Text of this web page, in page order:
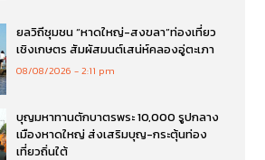
ยลวิถีชุมชน “หาดใหญ่-สงขลา”ท่องเที่ยว
เชิงเกษตร สัมผัสมนต์เสน่ห์คลองอู่ตะเภา
08/08/2026 2:11 pm
บุญมหาทานตักบาตรพระ 10,000 รูปกลาง
เมืองหาดใหญ่ ส่งเสริมบุญ-กระตุ้นท่อง
เที่ยวถิ่นใต้